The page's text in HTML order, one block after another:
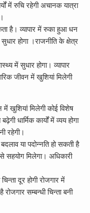
में रुचि रहेगी अचानक यात्रा
है। व्यापार में रुका हुआ धन
होगा ।राजनीति के क्षेत्र
में सुधार होगा। व्यापार
जीवन में खुशियां मिलेगी
में खुशियां मिलेगी कोई विशेष
धार्मिक कार्यों में व्यय होगा
रहेगी।
या पदोन्नति हो सकती है
से सहयोग मिलेगा। अधिकारी
दूर होगी रोजगार में
सम्बन्धी चिन्ता बनी